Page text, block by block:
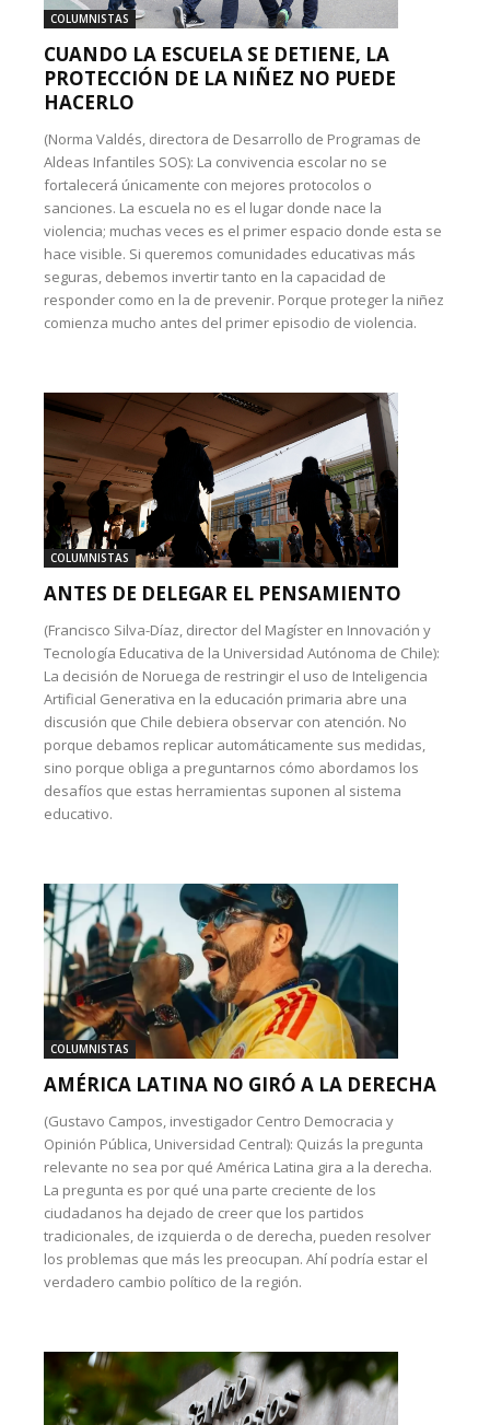
COLUMNISTAS
CUANDO LA ESCUELA SE DETIENE, LA
PROTECCIÓN DE LA NIÑEZ NO PUEDE
HACERLO
(Norma Valdés, directora de Desarrollo de Programas de
Aldeas Infantiles SOS): La convivencia escolar no se
fortalecerá únicamente con mejores protocolos o
sanciones. La escuela no es el lugar donde nace la
violencia; muchas veces es el primer espacio donde esta se
hace visible. Si queremos comunidades educativas más
seguras, debemos invertir tanto en la capacidad de
responder como en la de prevenir. Porque proteger la niñez
comienza mucho antes del primer episodio de violencia.
COLUMNISTAS
ANTES DE DELEGAR EL PENSAMIENTO
(Francisco Silva-Díaz, director del Magíster en Innovación y
Tecnología Educativa de la Universidad Autónoma de Chile):
La decisión de Noruega de restringir el uso de Inteligencia
Artificial Generativa en la educación primaria abre una
discusión que Chile debiera observar con atención. No
porque debamos replicar automáticamente sus medidas,
sino porque obliga a preguntarnos cómo abordamos los
desafíos que estas herramientas suponen al sistema
educativo.
COLUMNISTAS
AMÉRICA LATINA NO GIRÓ A LA DERECHA
(Gustavo Campos, investigador Centro Democracia y
Opinión Pública, Universidad Central): Quizás la pregunta
relevante no sea por qué América Latina gira a la derecha.
La pregunta es por qué una parte creciente de los
ciudadanos ha dejado de creer que los partidos
tradicionales, de izquierda o de derecha, pueden resolver
los problemas que más les preocupan. Ahí podría estar el
verdadero cambio político de la región.